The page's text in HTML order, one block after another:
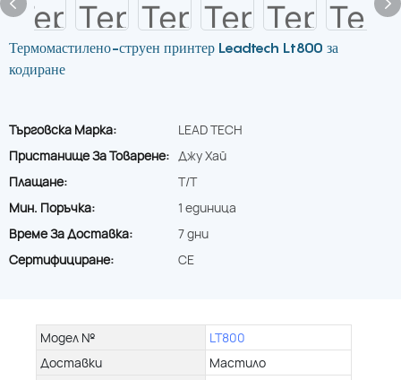
Термомастилено-струен принтер Leadtech Lt800 за
кодиране
Търговска Марка:
LEAD TECH
Пристанище За Товарене: Джу Хай
Плащане:
T/T
Мин. Поръчка:
1 единица
Време За Доставка:
7 дни
Сертифициране:
CE
Модел №
LT800
Доставки
Мастило